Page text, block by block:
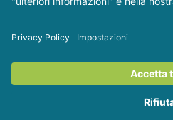
Partisani, 3 -
| Email: